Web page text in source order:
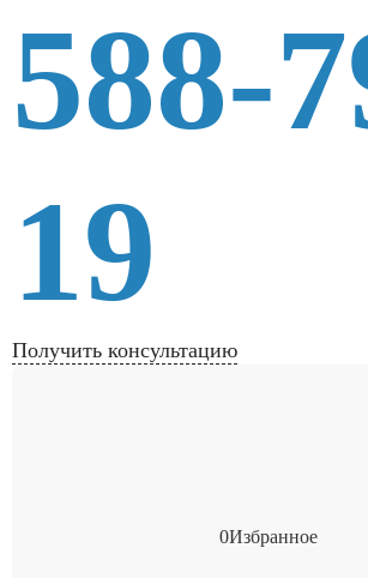
588-
19
Получить консультацию
0Избранное